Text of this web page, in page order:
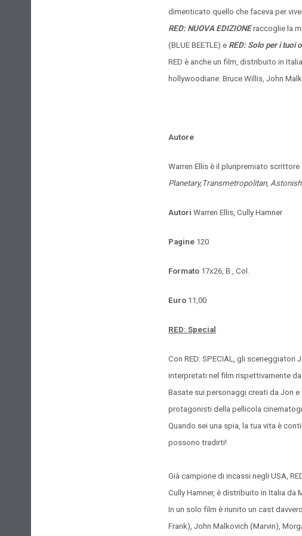
dimenticato quello che faceva per
RED: NUOVA EDIZIONEraccoglie la
(BLUE BEETLE) e RED: Solo per i tuoi
RED è anche un film, distribuito in
hollywoodiane: Bruce Willis, John
Autore
Warren Ellis è il pluripremiato
Planetary,Transmetropolitan,
Autori Warren Ellis, Cully Hamner
Pagine 120
Formato 17x26, B., Col.
Euro 11,00
RED: Special
Con RED: SPECIAL, gli sceneggiatori
interpretati nel film rispettivamente da
Basate sui personaggi creati da Jon
protagonisti della pellicola
Quando sei una spia, la tua vita è
possono tradirti!
Già campione di incassi negli USA,
Cully Hamner, è distribuito in Italia da
In un solo film è riunito un cast
Frank), John Malkovich (Marvin),